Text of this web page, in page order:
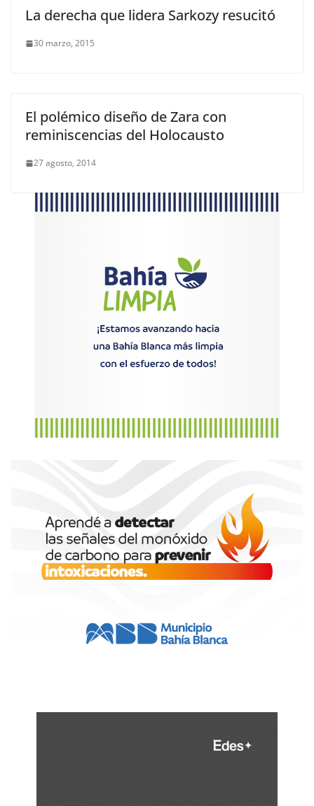
La derecha que lidera Sarkozy resucitó
30 marzo, 2015
El polémico diseño de Zara con
reminiscencias del Holocausto
27 agosto, 2014